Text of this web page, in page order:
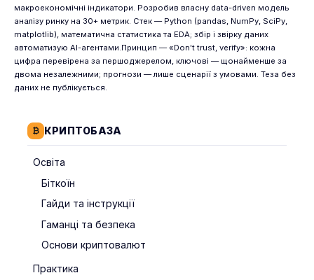
макроекономічні індикатори. Розробив власну data-driven модель
аналізу ринку на 30+ метрик. Стек — Python (pandas, NumPy, SciPy,
matplotlib), математична статистика та EDA; збір і звірку даних
автоматизую AI-агентами.Принцип — «Don't trust, verify»: кожна
цифра перевірена за першоджерелом, ключові — щонайменше за
двома незалежними; прогнози — лише сценарії з умовами. Теза без
даних не публікується.
КРИПТОБАЗА
Освіта
Біткоїн
Гайди та інструкції
Гаманці та безпека
Основи криптовалют
Практика